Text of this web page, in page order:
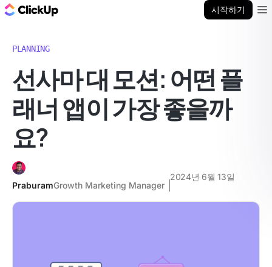
시작하기
PLANNING
선사마 대 모션: 어떤 플
래너 앱이 가장 좋을까
요?
PraburamGrowth Marketing Manager
2024년 6월 13일